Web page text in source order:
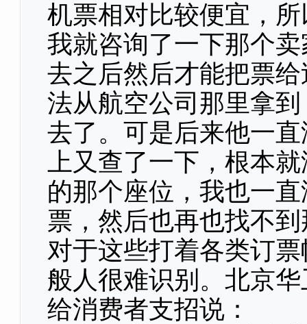
机票相对比较便宜，
我就咨询了一下那个
去之后然后才能把票
法从航空公司那里拿
去了。可是后来他一
上又查了一下，根本
的那个座位，我也一
票，然后也再也找不
对于这些打着各类订
般人很难识别。北京
给消费者支招说：